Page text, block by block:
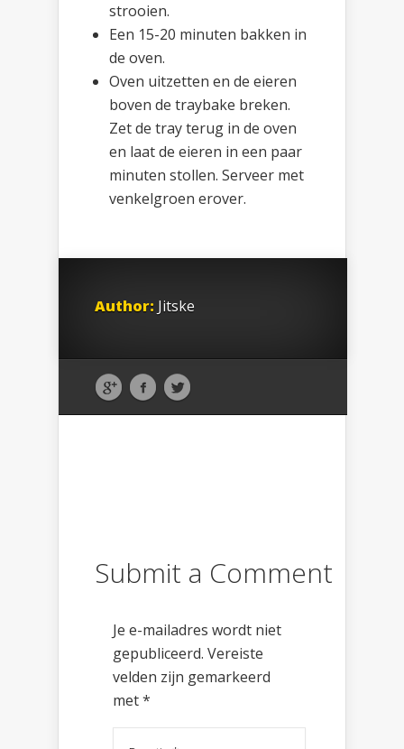
strooien.
Een 15-20 minuten bakken in
de oven.
Oven uitzetten en de eieren
boven de traybake breken.
Zet de tray terug in de oven
en laat de eieren in een paar
minuten stollen. Serveer met
venkelgroen erover.
Author: Jitske
Submit a Comment
Je e-mailadres wordt niet
gepubliceerd. Vereiste
velden zijn gemarkeerd
met*